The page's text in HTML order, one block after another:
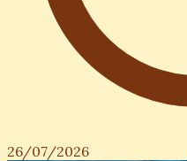
26/07/2026